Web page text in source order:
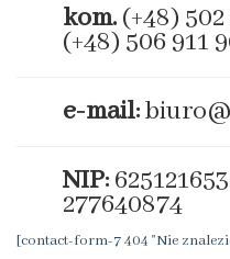
kom. (+48)
(+48) 506 911
e-mail:
NIP:
277640874
[contact-form-7 404 "Nie